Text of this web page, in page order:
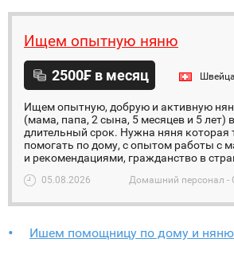
Ищем опытную няню
2500₣ в месяц
Ищем опытную, добрую и активную
(мама, папа, 2 сына, 5 месяцев и 5 лет)
длительный срок. Нужна няня
помогать по дому, с опытом работы c
и рекомендациями, гражданство в
05.08.2026 Домашний персонал -
Ишем помощницу по дому и няню